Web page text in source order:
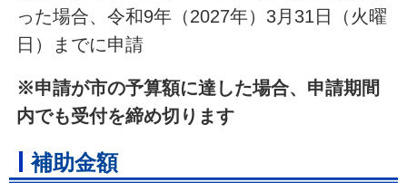
った場合、令和9年（2027年）3月31日（火曜
日）までに申請
※申請が市の予算額に達した場合、申請期間
内でも受付を締め切ります
補助金額